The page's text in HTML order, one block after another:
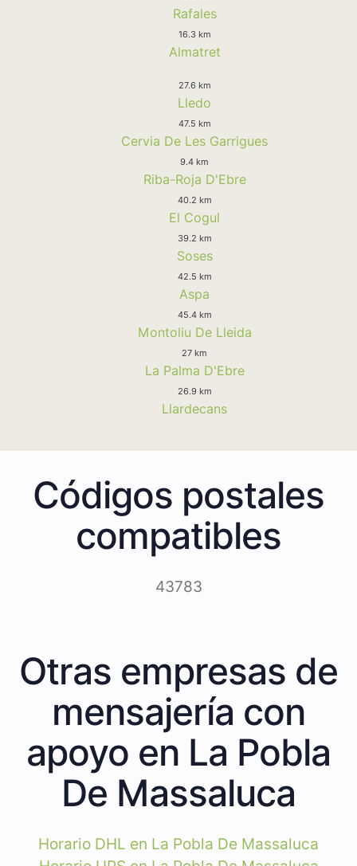
Rafales
16.3 km
Almatret
27.6 km
Lledo
47.5 km
Cervia De Les Garrigues
9.4 km
Riba-Roja D'Ebre
40.2 km
El Cogul
39.2 km
Soses
42.5 km
Aspa
45.4 km
Montoliu De Lleida
27 km
La Palma D'Ebre
26.9 km
Llardecans
Códigos postales
compatibles
43783
Otras empresas de
mensajería con
apoyo en La Pobla
De Massaluca
Horario DHL en La Pobla De Massaluca